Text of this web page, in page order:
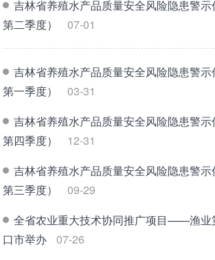
吉林省养殖水产品质量安全风险隐患警
第二季度）
07-01
吉林省养殖水产品质量安全风险隐患警
第一季度）
03-31
吉林省养殖水产品质量安全风险隐患警
第四季度）
12-31
吉林省养殖水产品质量安全风险隐患警
第三季度）
09-29
全省农业重大技术协同推广项目——渔业
口市举办
07-26